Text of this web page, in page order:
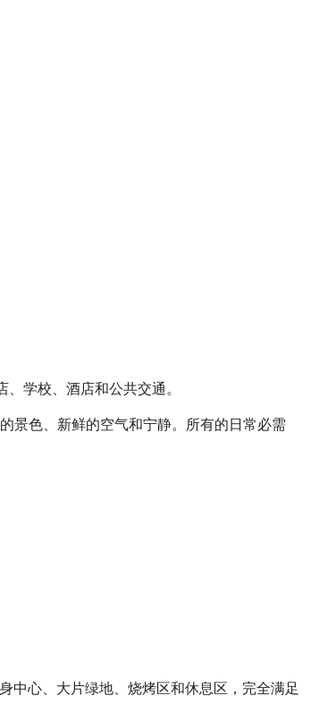
学校、酒店和公共交通。
景色、新鲜的空气和宁静。所有的日常必需
中心、大片绿地、烧烤区和休息区，完全满足